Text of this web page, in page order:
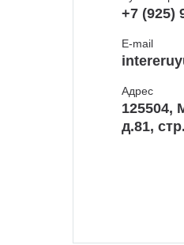
+7 (925)
E-mail
Адрес
125504,
д.81,